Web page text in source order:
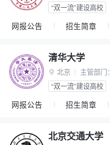
“双一流”建设高校
网报公告 招生简章
清华大学
 北京 主管部门：
“双一流”建设高校
网报公告 招生简章
北京交通大学